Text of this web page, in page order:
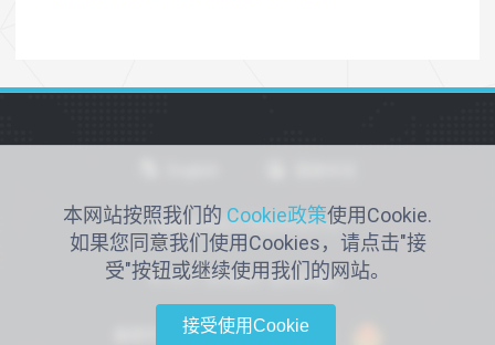
仙桃永利医疗用品有限公司
© 2021 永利医疗 版本所有。
备案号：鄂ICP备2022016066号
本网站按照我们的 Cookie政策使用Cookie.
如果您同意我们使用Cookies，请点击"接
受"按钮或继续使用我们的网站。
接受使用Cookie